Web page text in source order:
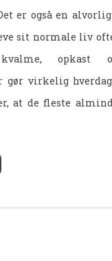
er også en
sit normale liv
kvalme, opkast
gør virkelig
at de fleste